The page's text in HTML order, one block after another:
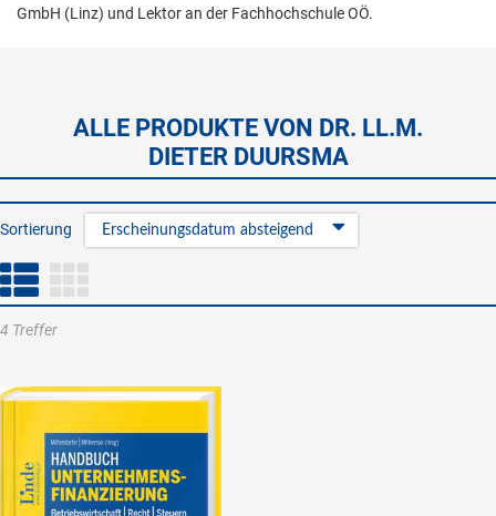
GmbH (Linz) und Lektor an der Fachhochschule OÖ.
ALLE PRODUKTE VON DR. LL.M.
DIETER DUURSMA
Sortierung Erscheinungsdatum absteigend
4 Treffer